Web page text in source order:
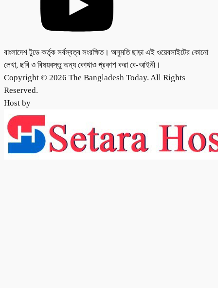
বাংলাদেশ টুডে কর্তৃক সর্বস্বত্ব সংরক্ষিত। অনুমতি ছাড়া এই ওয়েবসাইটের কোনো
লেখা, ছবি ও বিষয়বস্তু অন্য কোথাও প্রকাশ করা বে-আইনী।
Copyright © 2026 The Bangladesh Today. All Rights
Reserved.
Host by